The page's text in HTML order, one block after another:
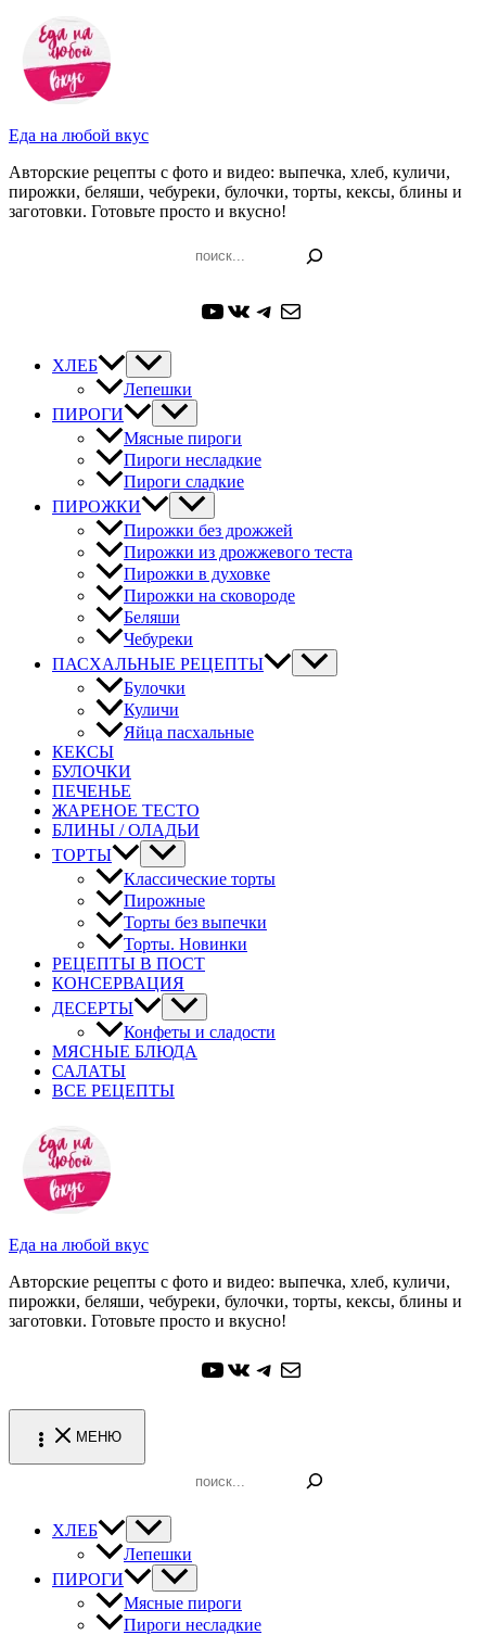
Перейти
содержимому
Еда на любой вкус
Авторские рецепты с фото и видео: выпечка, хлеб, куличи,
пирожки, беляши, чебуреки, булочки, торты, кексы, блины и
заготовки. Готовьте просто и вкусно!
YouTube
ВКонтакте
Telegram
Почта
ХЛЕБ
Лепешки
ПИРОГИ
Мясные пироги
Пироги несладкие
Пироги сладкие
ПИРОЖКИ
Пирожки без дрожжей
Пирожки из дрожжевого теста
Пирожки в духовке
Пирожки на сковороде
Беляши
Чебуреки
ПАСХАЛЬНЫЕ РЕЦЕПТЫ
Булочки
Куличи
Яйца пасхальные
КЕКСЫ
БУЛОЧКИ
ПЕЧЕНЬЕ
ЖАРЕНОЕ ТЕСТО
БЛИНЫ / ОЛАДЬИ
ТОРТЫ
Классические торты
Пирожные
Торты без выпечки
Торты. Новинки
РЕЦЕПТЫ В ПОСТ
КОНСЕРВАЦИЯ
ДЕСЕРТЫ
Конфеты и сладости
МЯСНЫЕ БЛЮДА
САЛАТЫ
ВСЕ РЕЦЕПТЫ
Еда на любой вкус
Авторские рецепты с фото и видео: выпечка, хлеб, куличи,
пирожки, беляши, чебуреки, булочки, торты, кексы, блины и
заготовки. Готовьте просто и вкусно!
YouTube
ВКонтакте
Telegram
Почта
МЕНЮ
ХЛЕБ
Лепешки
ПИРОГИ
Мясные пироги
Пироги несладкие